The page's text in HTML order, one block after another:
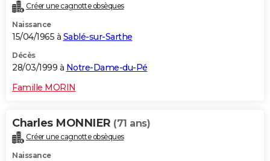
Créer une cagnotte obsèques
Naissance
15/04/1965 à Sablé-sur-Sarthe
Décès
28/03/1999 à Notre-Dame-du-Pé
Famille MORIN
Charles MONNIER (71 ans)
Créer une cagnotte obsèques
Naissance